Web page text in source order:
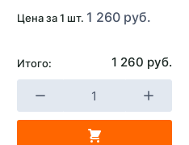
Цена за 1 шт. 1 260 руб.
Итого: 1 260 руб.